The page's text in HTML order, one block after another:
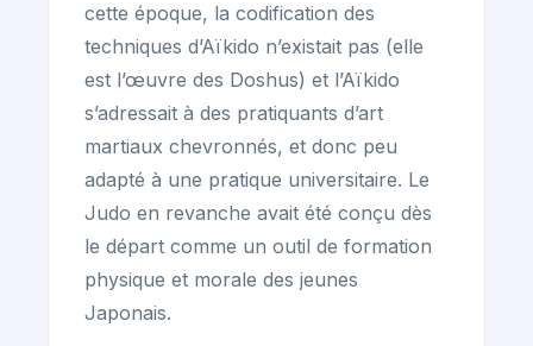
cette époque, la codification des
techniques d’Aïkido n’existait pas (elle
est l’œuvre des Doshus) et l’Aïkido
s’adressait à des pratiquants d’art
martiaux chevronnés, et donc peu
adapté à une pratique universitaire. Le
Judo en revanche avait été conçu dès
le départ comme un outil de formation
physique et morale des jeunes
Japonais.